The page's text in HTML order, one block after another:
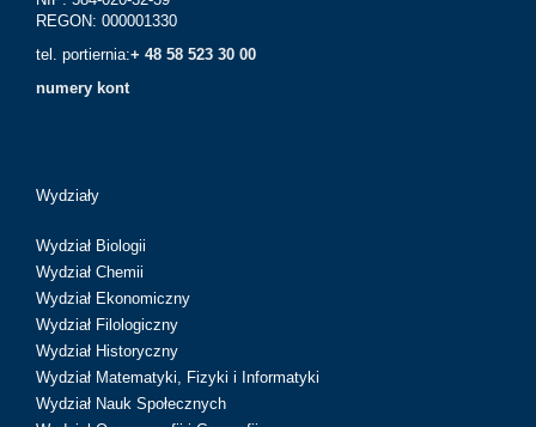
REGON: 000001330
tel. portiernia:+ 48 58 523 30 00
numery kont
Wydziały
Wydział Biologii
Wydział Chemii
Wydział Ekonomiczny
Wydział Filologiczny
Wydział Historyczny
Wydział Matematyki, Fizyki i Informatyki
Wydział Nauk Społecznych